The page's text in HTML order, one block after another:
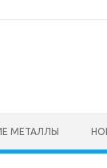
МЕТАЛЛЫ